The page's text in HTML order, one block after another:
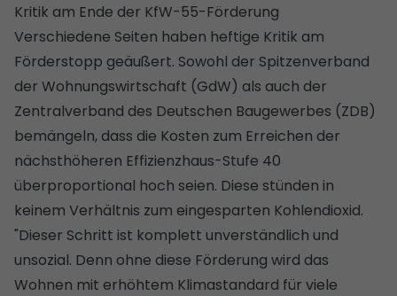
Kritik am Ende der KfW-55-Förderung
Verschiedene Seiten haben heftige Kritik am
Förderstopp geäußert. Sowohl der Spitzenverband
der Wohnungswirtschaft (GdW) als auch der
Zentralverband des Deutschen Baugewerbes (ZDB)
bemängeln, dass die Kosten zum Erreichen der
nächsthöheren Effizienzhaus-Stufe 40
überproportional hoch seien. Diese stünden in
keinem Verhältnis zum eingesparten Kohlendioxid.
"Dieser Schritt ist komplett unverständlich und
unsozial. Denn ohne diese Förderung wird das
Wohnen mit erhöhtem Klimastandard für viele